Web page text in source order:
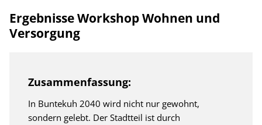
Ergebnisse Workshop Wohnen und
Versorgung
Zusammenfassung:
In Buntekuh 2040 wird nicht nur gewohnt,
sondern gelebt. Der Stadtteil ist durch